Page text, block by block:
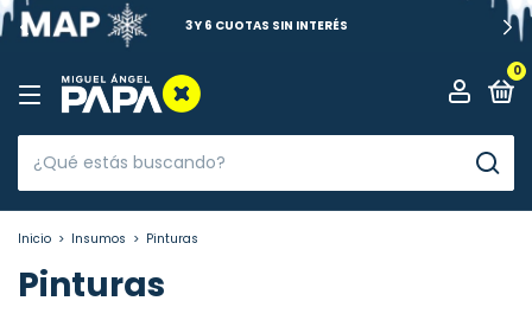
3 Y 6 CUOTAS SIN INTERÉS
0
Inicio > Insumos > Pinturas
Pinturas